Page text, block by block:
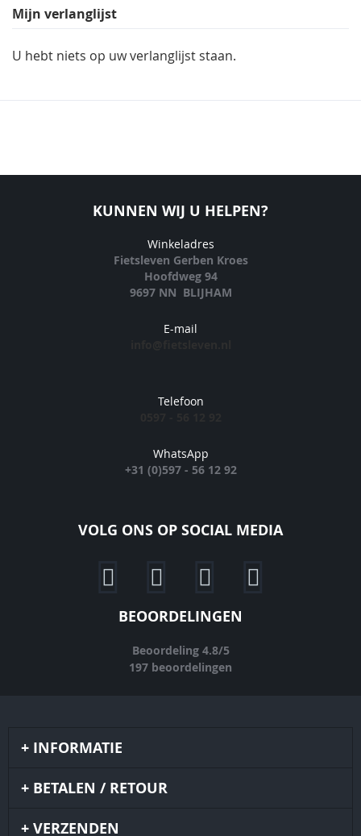
pagina
Mijn verlanglijst
U hebt niets op uw verlanglijst staan.
KUNNEN WIJ U HELPEN?
Winkeladres
Fietsleven Gerben Kroes
Hoofdweg 94
9697 NN BLIJHAM
E-mail
Telefoon
WhatsApp
+31 (0)597 - 56 12 92
VOLG ONS OP SOCIAL MEDIA
BEOORDELINGEN
Beoordeling 4.8/5
197 beoordelingen
INFORMATIE
BETALEN / RETOUR
VERZENDEN